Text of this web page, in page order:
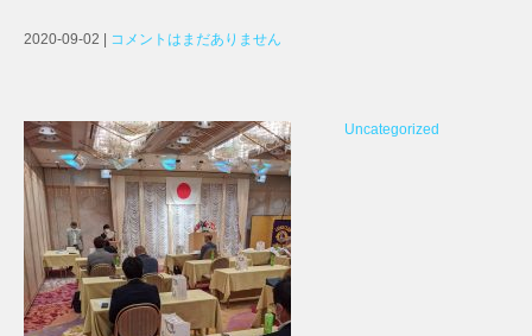
2020-09-02 コメントはまだありません
Uncategorized